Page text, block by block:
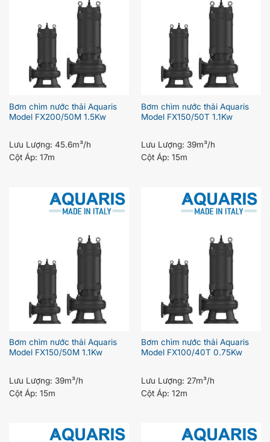
Bơm chìm nước thải Aquaris
Model FX200/50M 1.5Kw
Lưu Lượng: 45.6m³/h
Cột Áp: 17m
Bơm chìm nước thải Aquaris
Model FX150/50T 1.1Kw
Lưu Lượng: 39m³/h
Cột Áp: 15m
Bơm chìm nước thải Aquaris
Model FX150/50M 1.1Kw
Lưu Lượng: 39m³/h
Cột Áp: 15m
Bơm chìm nước thải Aquaris
Model FX100/40T 0.75Kw
Lưu Lượng: 27m³/h
Cột Áp: 12m